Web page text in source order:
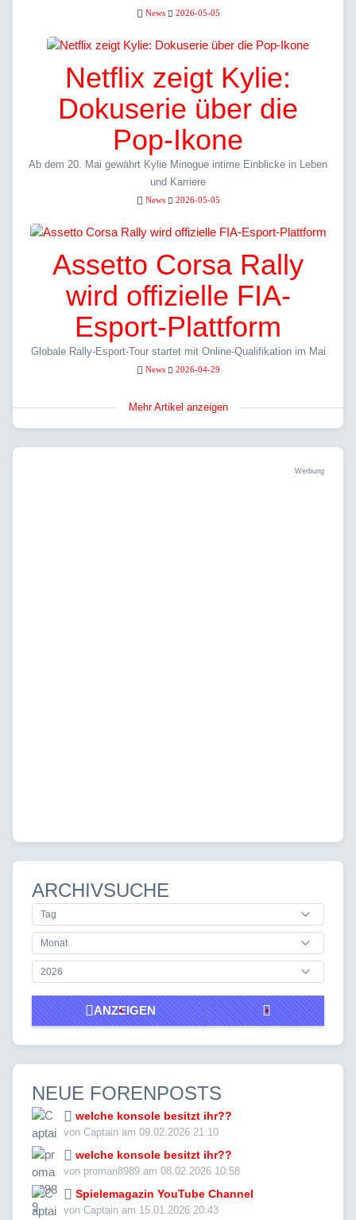
News 2026-05-05
Netflix zeigt Kylie:
Dokuserie über die
Pop-Ikone
Ab dem 20. Mai gewährt Kylie Minogue intime Einblicke in Leben
und Karriere
News 2026-05-05
Assetto Corsa Rally
wird offizielle FIA-
Esport-Plattform
Globale Rally-Esport-Tour startet mit Online-Qualifikation im Mai
News 2026-04-29
Mehr Artikel anzeigen
Werbung
ARCHIVSUCHE
ANZEIGEN
NEUE FORENPOSTS
welche konsole besitzt ihr??
von Captain am 09.02.2026 21:10
welche konsole besitzt ihr??
von proman8989 am 08.02.2026 10:58
Spielemagazin YouTube Channel
von Captain am 15.01.2026 20:43